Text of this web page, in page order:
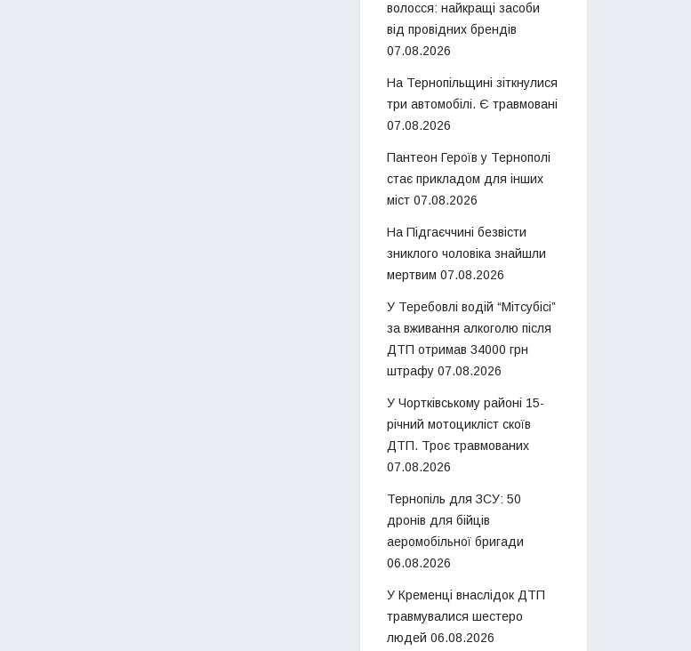
волосся: найкращі засоби
від провідних брендів
07.08.2026
На Тернопільщині зіткнулися
три автомобілі. Є травмовані
07.08.2026
Пантеон Героїв у Тернополі
стає прикладом для інших
міст 07.08.2026
На Підгаєччині безвісти
зниклого чоловіка знайшли
мертвим 07.08.2026
У Теребовлі водій “Мітсубісі”
за вживання алкоголю після
ДТП отримав 34000 грн
штрафу 07.08.2026
У Чортківському районі 15-
річний мотоцикліст скоїв
ДТП. Троє травмованих
07.08.2026
Тернопіль для ЗСУ: 50
дронів для бійців
аеромобільної бригади
06.08.2026
У Кременці внаслідок ДТП
травмувалися шестеро
людей 06.08.2026